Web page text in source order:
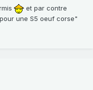
et par contre
une S5 oeuf corse"